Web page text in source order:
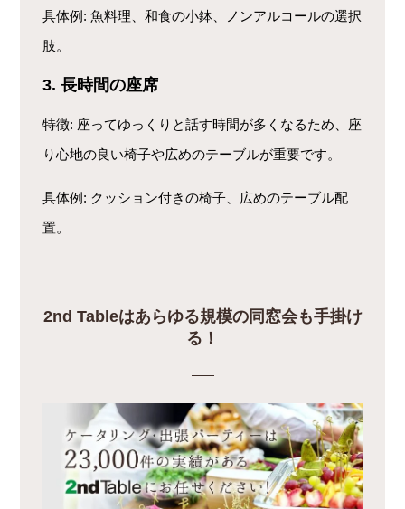
具体例: 魚料理、和食の小鉢、ノンアルコールの選択
肢。
3. 長時間の座席
特徴: 座ってゆっくりと話す時間が多くなるため、座
り心地の良い椅子や広めのテーブルが重要です。
具体例: クッション付きの椅子、広めのテーブル配
置。
2nd Tableはあらゆる規模の同窓会も手掛け
る！